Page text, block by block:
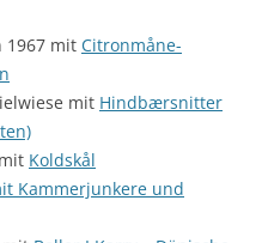
1967 mit Citronmåne-
mit Hindbærsnitter
Koldskål
Kammerjunkere und